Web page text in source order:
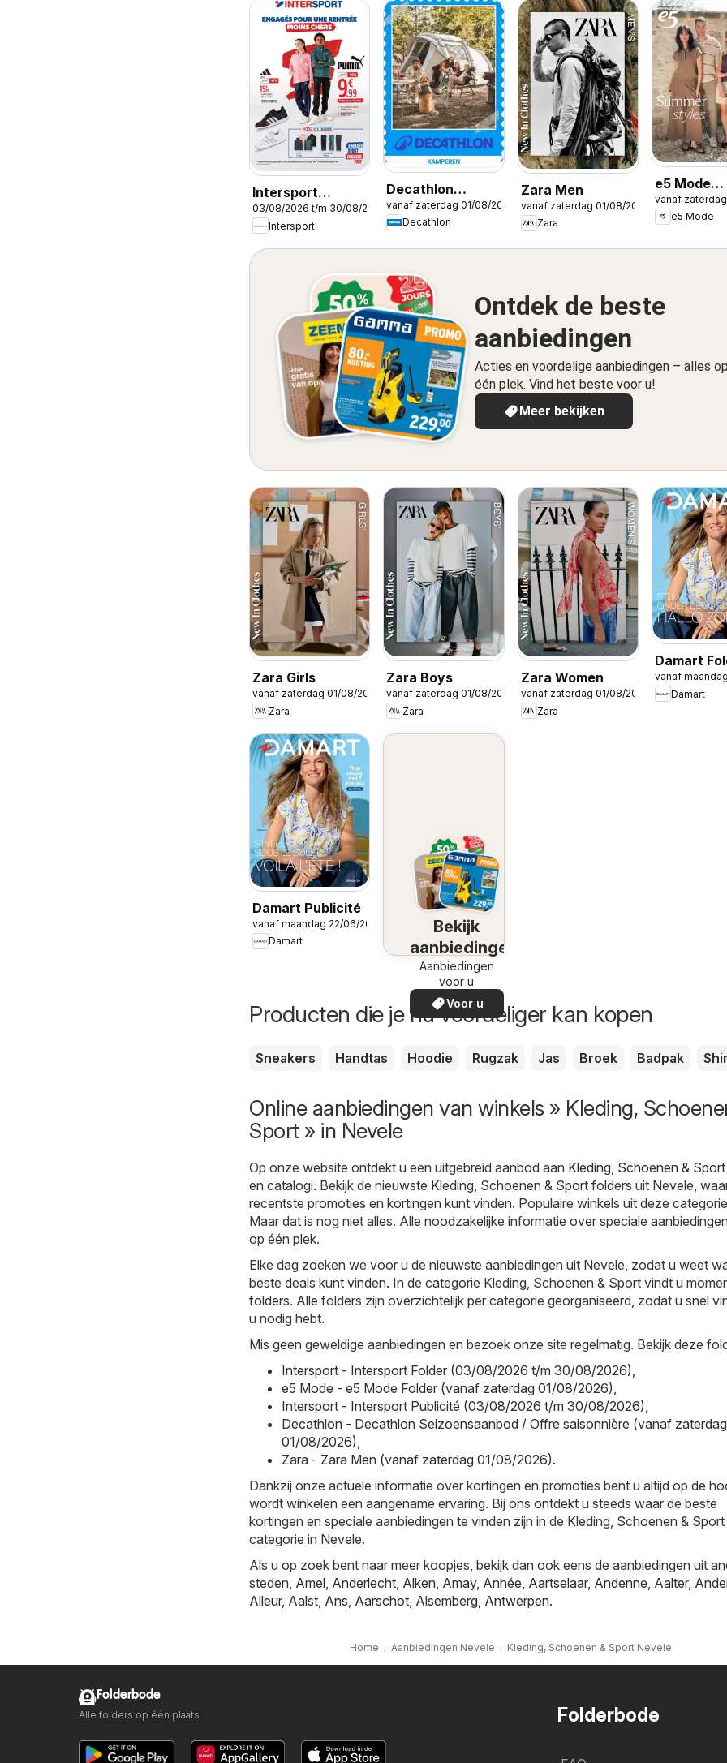
Intersport
Publicité
03/08/2026 t/m 30/08/2026
Intersport
Decathlon
Seizoensaanbod
/ Offre
saisonnière
vanaf zaterdag 01/08/2026
Decathlon
Zara Men
vanaf zaterdag 01/08/2026
Zara
e5 Mode
Publicité
vanaf zaterdag
e5 Mode
Ontdek de beste
aanbiedingen
Acties en voordelige aanbiedingen – alles op
één plek. Vind het beste voor u!
Meer bekijken
Zara Girls
vanaf zaterdag 01/08/2026
Zara
Zara Boys
vanaf zaterdag 01/08/2026
Zara
Zara Women
vanaf zaterdag 01/08/2026
Zara
Damart
vanaf
Damart
Damart Publicité
vanaf maandag 22/06/2026
Damart
Bekijk
aanbiedingen
Aanbiedingen
voor u
Voor u
Producten die je nu voordeliger kan kopen
Sneakers Handtas Hoodie Rugzak Jas Broek Badpak
Online aanbiedingen van winkels » Kleding,
Sport » in Nevele
Op onze website ontdekt u een uitgebreid aanbod aan Kleding, Schoenen & Sport
en catalogi. Bekijk de nieuwste Kleding, Schoenen & Sport folders uit Nevele,
recentste promoties en kortingen kunt vinden. Populaire winkels uit deze
Maar dat is nog niet alles. Alle noodzakelijke informatie over speciale
op één plek.
Elke dag zoeken we voor u de nieuwste aanbiedingen uit Nevele, zodat u weet
beste deals kunt vinden. In de categorie Kleding, Schoenen & Sport vindt u
folders. Alle folders zijn overzichtelijk per categorie georganiseerd, zodat u snel
u nodig hebt.
Mis geen geweldige aanbiedingen en bezoek onze site regelmatig. Bekijk deze
Intersport - Intersport Folder (03/08/2026 t/m 30/08/2026)
e5 Mode - e5 Mode Folder (vanaf zaterdag 01/08/2026)
Intersport - Intersport Publicité (03/08/2026 t/m 30/08/2026)
Decathlon - Decathlon Seizoensaanbod / Offre saisonnière (vanaf zaterdag
01/08/2026)
Zara - Zara Men (vanaf zaterdag 01/08/2026).
Dankzij onze actuele informatie over kortingen en promoties bent u altijd op de
wordt winkelen een aangename ervaring. Bij ons ontdekt u steeds waar de beste
kortingen en speciale aanbiedingen te vinden zijn in de Kleding, Schoenen & Sport
categorie in Nevele.
Als u op zoek bent naar meer koopjes, bekijk dan ook eens de aanbiedingen uit
steden, Amel Anderlecht Alken Amay, Anhée Aartselaar, Andenne Aalter,
Alleur, Aalst Ans Aarschot Alsemberg Antwerpen.
Home Aanbiedingen Nevele Kleding, Schoenen & Sport Nevele
Folderbode
Folderbode
Alle folders op één plaats